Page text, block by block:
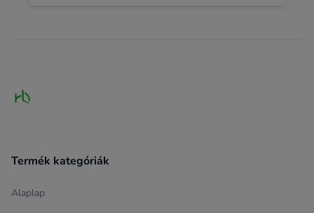
Termék kategóriák
Alaplap